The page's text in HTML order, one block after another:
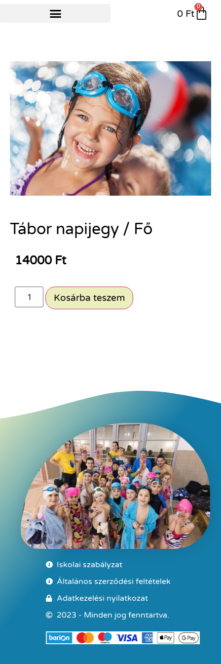
0 Ft
0
Tábor napijegy / Fő
14000 Ft
Kosárba teszem
Iskolai szabályzat
Általános szerződési feltételek
Adatkezelési nyilatkozat
2023 - Minden jog fenntartva.